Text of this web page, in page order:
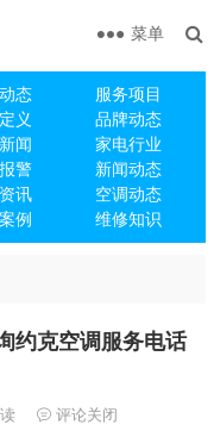
态
服务项目
义
品牌动态
闻
家电行业
警
新闻动态
讯
空调动态
例 维修知识
菜单
约克空调服务电话
评论关闭